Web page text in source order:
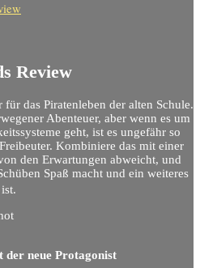
Review
das Piratenleben der alten Schule.
Abenteuer, aber wenn es um
geht, ist es ungefähr so
Kombiniere das mit einer
den Erwartungen abweicht, und
Spaß macht und ein weiteres
ist.
der neue Protagonist